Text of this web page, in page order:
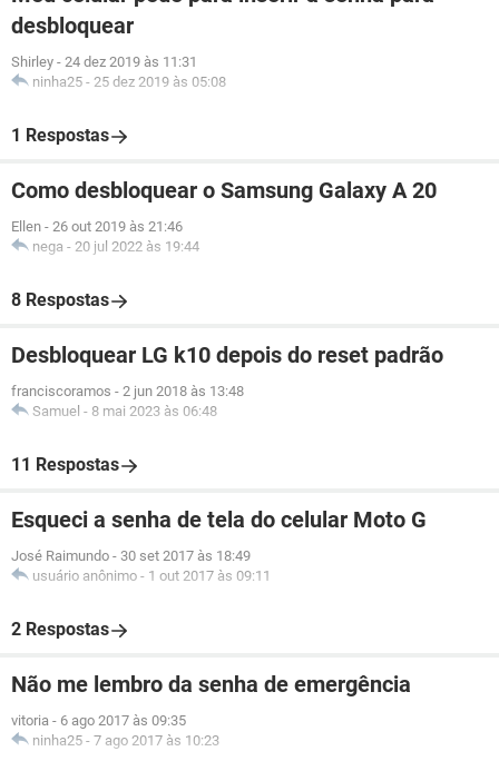
desbloquear
Shirley - 24 dez 2019 às 11:31
ninha25 - 25 dez 2019 às 05:08
1 Respostas
Como desbloquear o Samsung Galaxy A 20
Ellen - 26 out 2019 às 21:46
nega - 20 jul 2022 às 19:44
8 Respostas
Desbloquear LG k10 depois do reset padrão
franciscoramos - 2 jun 2018 às 13:48
Samuel - 8 mai 2023 às 06:48
11 Respostas
Esqueci a senha de tela do celular Moto G
José Raimundo - 30 set 2017 às 18:49
usuário anônimo - 1 out 2017 às 09:11
2 Respostas
Não me lembro da senha de emergência
vitoria - 6 ago 2017 às 09:35
ninha25 - 7 ago 2017 às 10:23